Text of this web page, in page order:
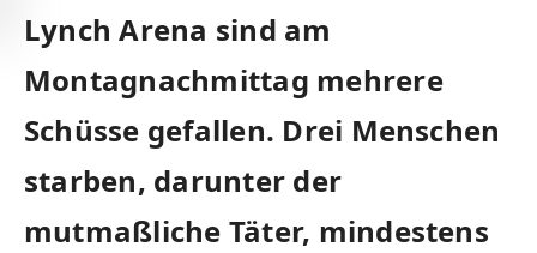
Lynch Arena sind am
Montagnachmittag mehrere
Schüsse gefallen. Drei Menschen
starben, darunter der
mutmaßliche Täter, mindestens